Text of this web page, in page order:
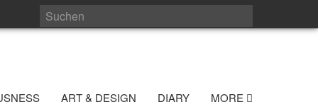
ART & DESIGN DIARY MORE